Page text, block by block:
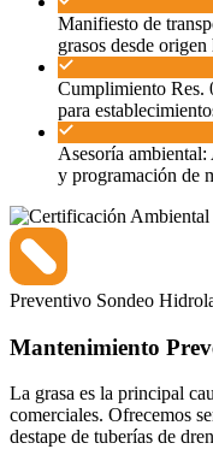
Manifiesto de
grasos desde origen
Cumplimiento Res.
para
Asesoría
y programación de
Preventivo Sondeo
Mantenimiento
La grasa es la principal
comerciales. Ofrecemos
destape de tuberías de